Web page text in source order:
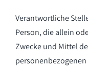
Verantwortliche
Person, die allein
Zwecke und Mittel
personenbezogenen